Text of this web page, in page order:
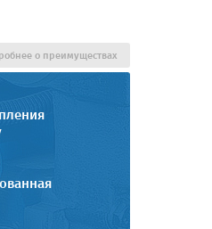
о преимуществах